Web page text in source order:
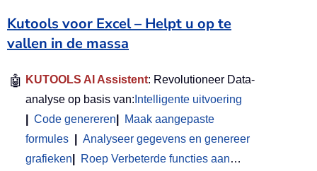
Kutools voor Excel – Helpt u op te
vallen in de massa
🤖 KUTOOLS AI Assistent: Revolutioneer Data-
analyse op basis van: Intelligente uitvoering
Code genereren
Maak aangepaste
formules
Analyseer gegevens en genereer
grafieken
Roep Verbeterde functies aan…